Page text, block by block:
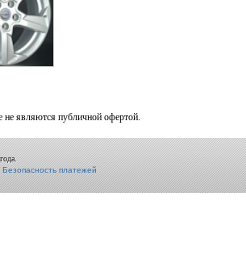
являются публичной офертой.
Безопасность платежей